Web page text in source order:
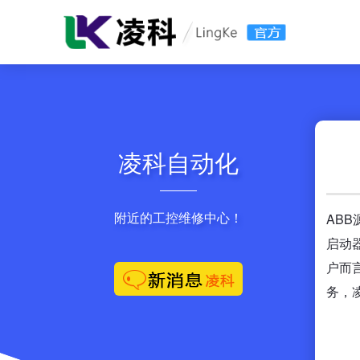
凌科自动化
附近的工控维修中心！
ABB
启动
户而
务，